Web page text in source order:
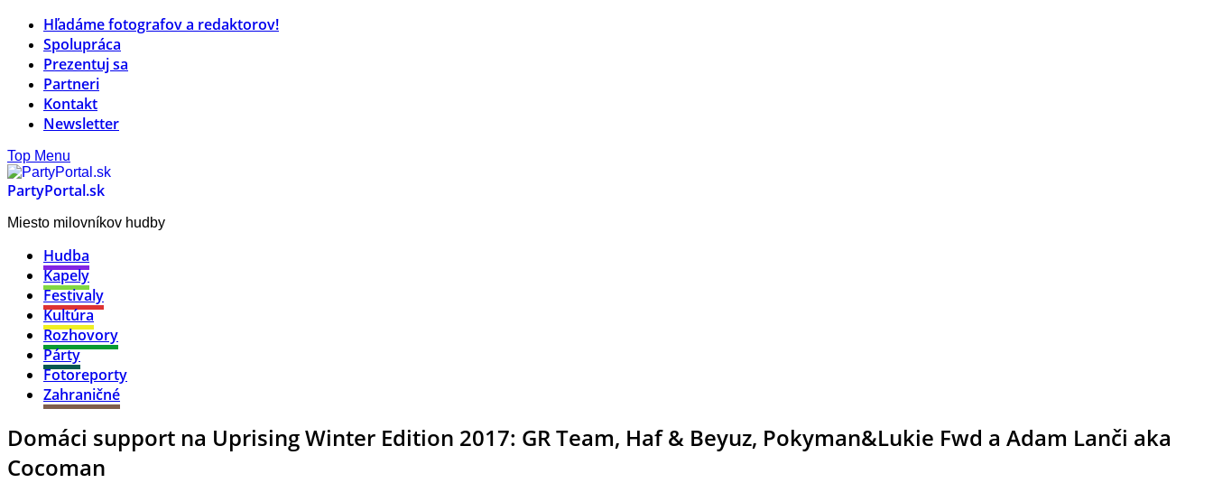
Hľadáme fotografov a redaktorov!
Spolupráca
Prezentuj sa
Partneri
Kontakt
Newsletter
Top Menu
PartyPortal.sk
Miesto milovníkov hudby
Hudba
Kapely
Festivaly
Kultúra
Rozhovory
Párty
Fotoreporty
Zahraničné
Domáci support na Uprising Winter Edition 2017: GR Team, Haf & Beyuz, Pokyman&Lukie Fwd a Adam Lanči aka
Cocoman